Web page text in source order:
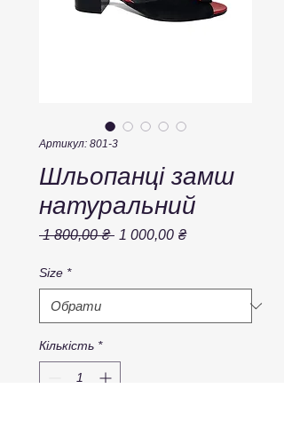
Артикул: 801-3
Шльопанці замш
натуральний
1 800,00 ₴ Звичайна
1 000,00 ₴За
Size *
Кількість *